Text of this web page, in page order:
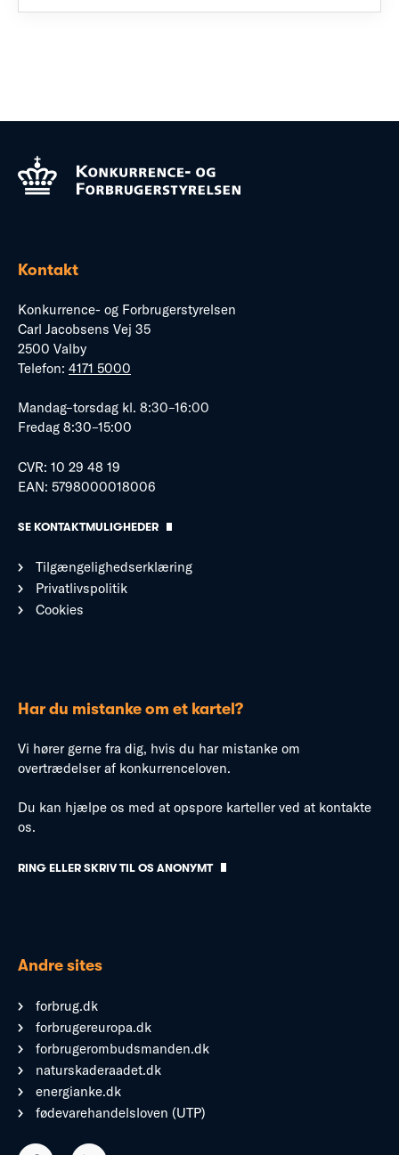
Kontakt
Konkurrence- og Forbrugerstyrelsen
Carl Jacobsens Vej 35
2500 Valby
Telefon: 4171 5000
Mandag–torsdag kl. 8:30–16:00
Fredag 8:30–15:00
CVR: 10 29 48 19
EAN: 5798000018006
SE KONTAKTMULIGHEDER
Tilgængelighedserklæring
Privatlivspolitik
Cookies
Har du mistanke om et kartel?
Vi hører gerne fra dig, hvis du har mistanke om
overtrædelser af konkurrenceloven.
Du kan hjælpe os med at opspore karteller ved at kontakte
os.
RING ELLER SKRIV TIL OS ANONYMT
Andre sites
forbrug.dk
forbrugereuropa.dk
forbrugerombudsmanden.dk
naturskaderaadet.dk
energianke.dk
fødevarehandelsloven (UTP)